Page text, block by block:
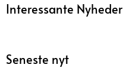
Interessante Nyheder
Seneste nyt